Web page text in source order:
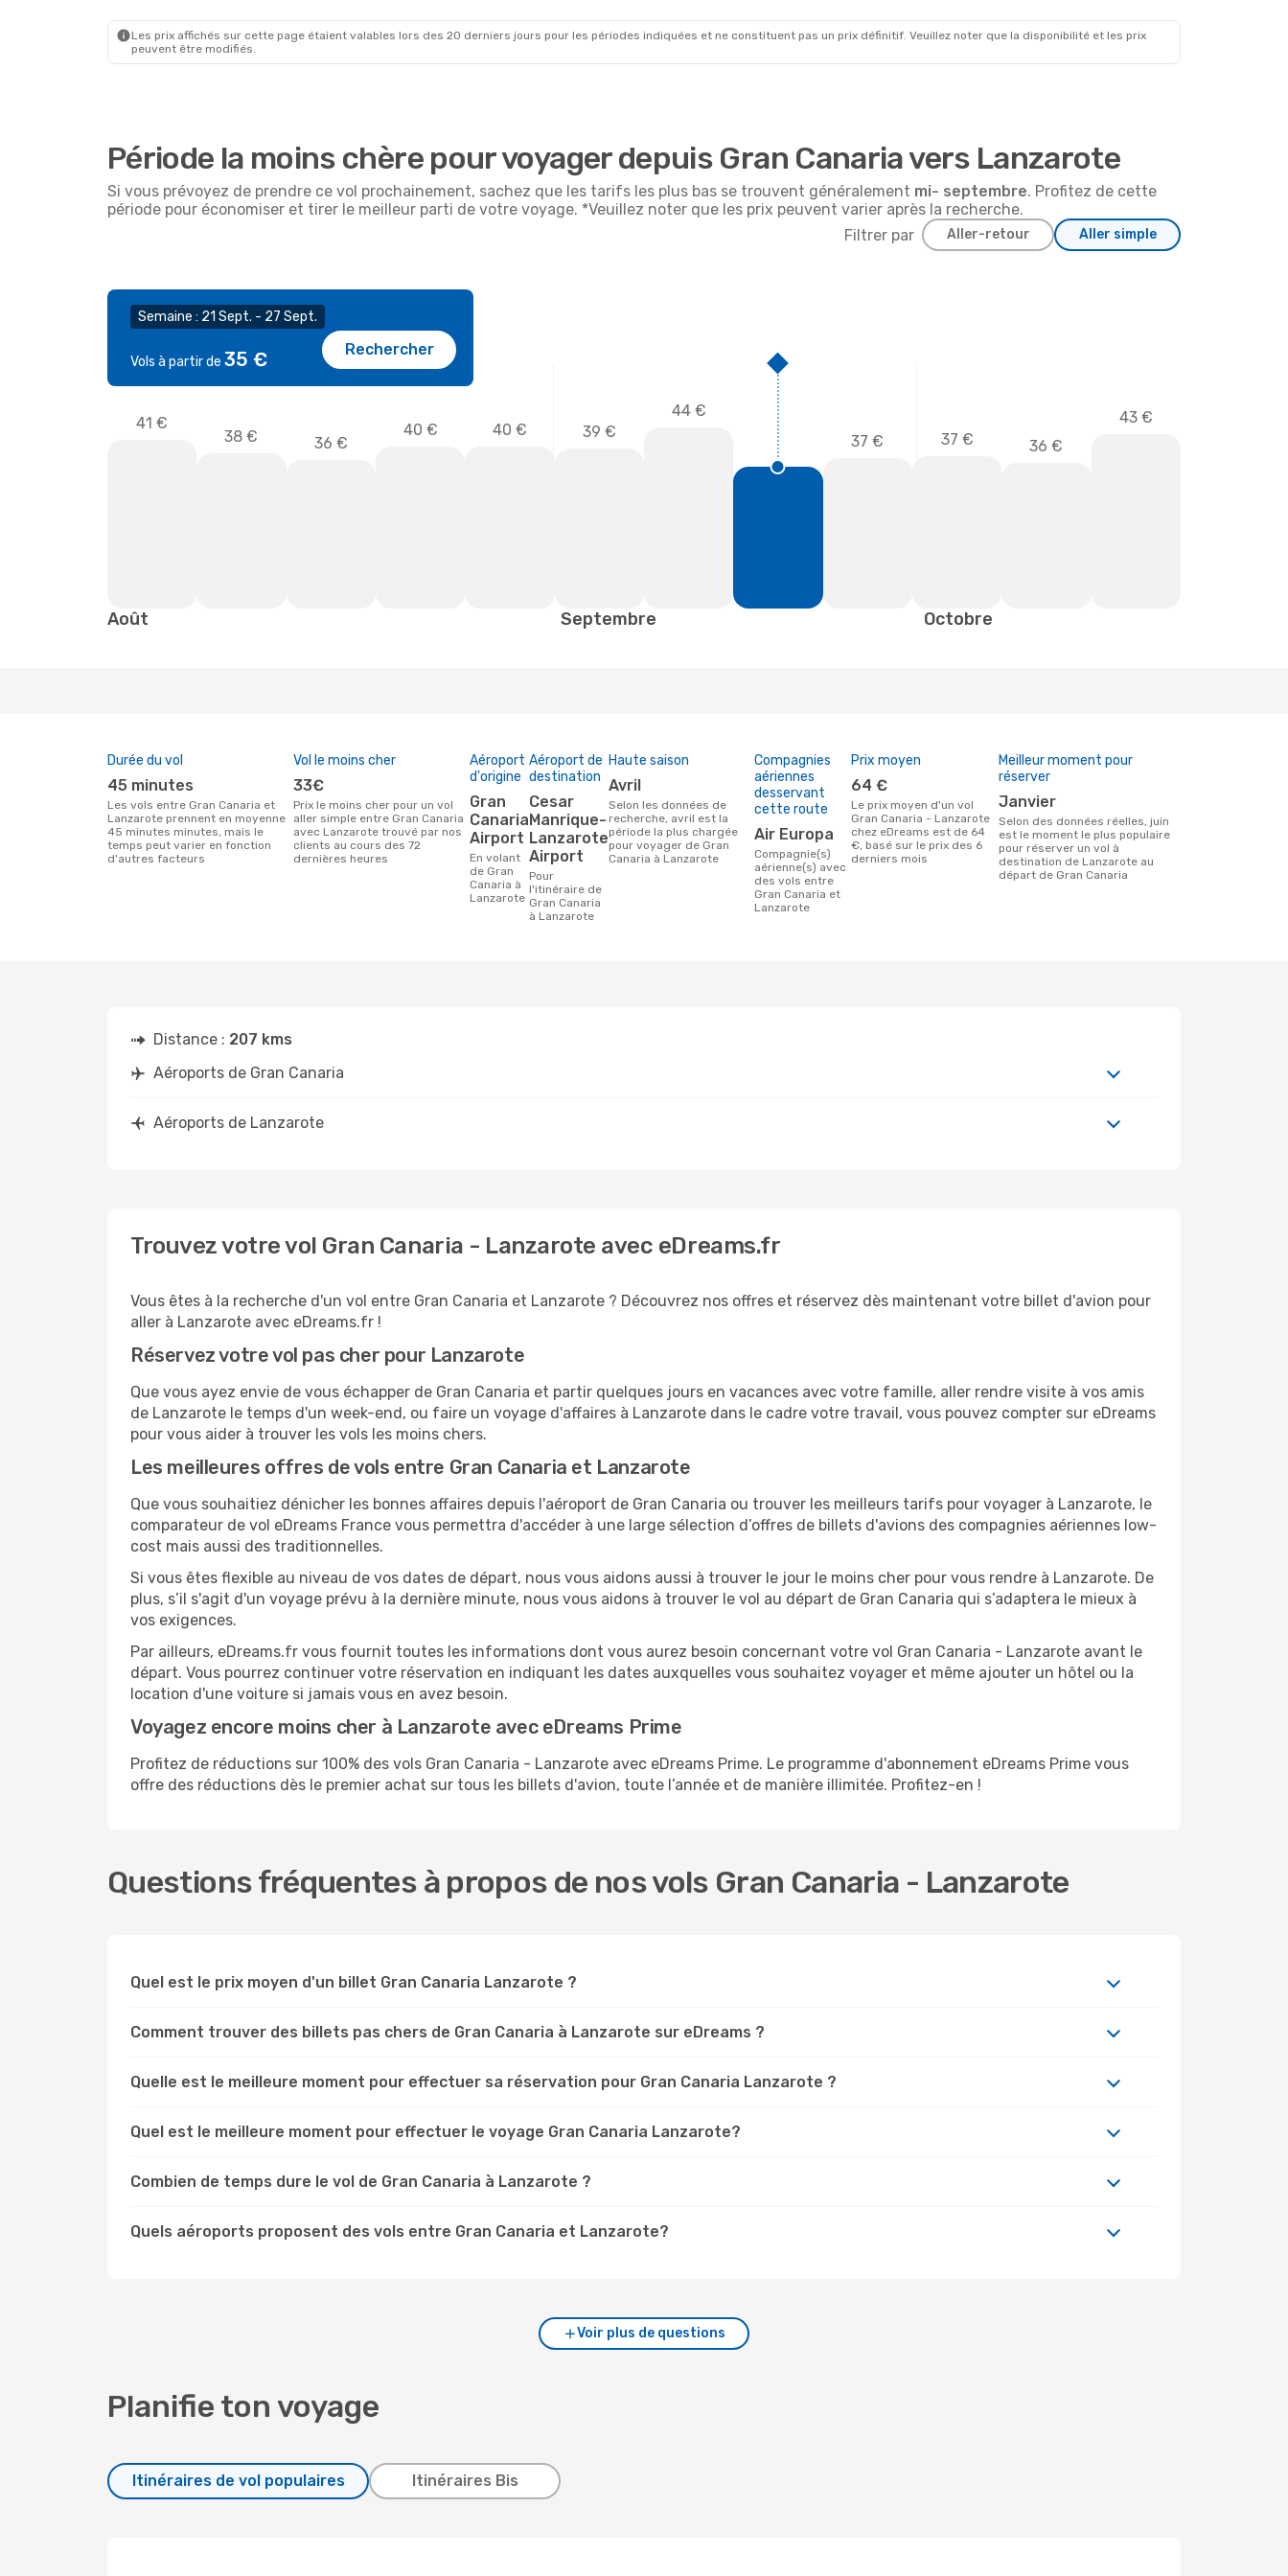
Prix Prime par passager
ACE- LPA Prix Prime par passager
ACE- LPA Prix Prime par passager
Les prix affichés sur cette page étaient valables lors des 20 derniers jours pour les périodes indiquées et ne constituent pas un prix définitif. Veuillez noter que la disponibilité et les prix
peuvent être modifiés.
Période la moins chère pour voyager depuis Gran Canaria vers Lanzarote
Si vous prévoyez de prendre ce vol prochainement, sachez que les tarifs les plus bas se trouvent généralement mi- septembre. Profitez de cette
période pour économiser et tirer le meilleur parti de votre voyage. *Veuillez noter que les prix peuvent varier après la recherche.
Filtrer par
Aller-retour Aller simple
Semaine : 21 Sept. - 27 Sept.
Vols à partir de 35 € Rechercher
41 €
38 € 36 €
40 € 40 € 39 €
44 €
37 €
37 € 36 €
43 €
Août Septembre Octobre
Durée du vol
45 minutes
Les vols entre Gran Canaria et
Lanzarote prennent en moyenne
45 minutes minutes, mais le
temps peut varier en fonction
d'autres facteurs
Vol le moins cher
33€
Prix le moins cher pour un vol
aller simple entre Gran Canaria
avec Lanzarote trouvé par nos
clients au cours des 72
dernières heures
Aéroport
d'origine
Gran
Canaria
Airport
En volant
de Gran
Canaria à
Lanzarote
Aéroport de
destination
Cesar
Manrique-
Lanzarote
Airport
Pour
l'itinéraire de
Gran Canaria
à Lanzarote
Haute saison
avril
Selon les données de
recherche, avril est la
période la plus chargée
pour voyager de Gran
Canaria à Lanzarote
Compagnies
aériennes
desservant
cette route
Air Europa
Compagnie(s)
aérienne(s) avec
des vols entre
Gran Canaria et
Lanzarote
Prix moyen
64 €
Le prix moyen d'un vol
Gran Canaria - Lanzarote
chez eDreams est de 64
€, basé sur le prix des 6
derniers mois
Meilleur moment pour
réserver
janvier
Selon des données réelles, juin
est le moment le plus populaire
pour réserver un vol à
destination de Lanzarote au
départ de Gran Canaria
Distance : 207 kms
Aéroports de Gran Canaria
Aéroports de Lanzarote
Trouvez votre vol Gran Canaria - Lanzarote avec eDreams.fr
Vous êtes à la recherche d'un vol entre Gran Canaria et Lanzarote ? Découvrez nos offres et réservez dès maintenant votre billet d'avion pour
aller à Lanzarote avec eDreams.fr !
Réservez votre vol pas cher pour Lanzarote
Que vous ayez envie de vous échapper de Gran Canaria et partir quelques jours en vacances avec votre famille, aller rendre visite à vos amis
de Lanzarote le temps d'un week-end, ou faire un voyage d'affaires à Lanzarote dans le cadre votre travail, vous pouvez compter sur eDreams
pour vous aider à trouver les vols les moins chers.
Les meilleures offres de vols entre Gran Canaria et Lanzarote
Que vous souhaitiez dénicher les bonnes affaires depuis l'aéroport de Gran Canaria ou trouver les meilleurs tarifs pour voyager à Lanzarote, le
comparateur de vol eDreams France vous permettra d'accéder à une large sélection d’offres de billets d'avions des compagnies aériennes low-
cost mais aussi des traditionnelles.
Si vous êtes flexible au niveau de vos dates de départ, nous vous aidons aussi à trouver le jour le moins cher pour vous rendre à Lanzarote. De
plus, s’il s'agit d'un voyage prévu à la dernière minute, nous vous aidons à trouver le vol au départ de Gran Canaria qui s’adaptera le mieux à
vos exigences.
Par ailleurs, eDreams.fr vous fournit toutes les informations dont vous aurez besoin concernant votre vol Gran Canaria - Lanzarote avant le
départ. Vous pourrez continuer votre réservation en indiquant les dates auxquelles vous souhaitez voyager et même ajouter un hôtel ou la
location d'une voiture si jamais vous en avez besoin.
Voyagez encore moins cher à Lanzarote avec eDreams Prime
Profitez de réductions sur 100% des vols Gran Canaria - Lanzarote avec eDreams Prime. Le programme d'abonnement eDreams Prime vous
offre des réductions dès le premier achat sur tous les billets d'avion, toute l’année et de manière illimitée. Profitez-en !
Questions fréquentes à propos de nos vols Gran Canaria - Lanzarote
Quel est le prix moyen d'un billet Gran Canaria Lanzarote ?
Comment trouver des billets pas chers de Gran Canaria à Lanzarote sur eDreams ?
Quelle est le meilleure moment pour effectuer sa réservation pour Gran Canaria Lanzarote ?
Quel est le meilleure moment pour effectuer le voyage Gran Canaria Lanzarote?
Combien de temps dure le vol de Gran Canaria à Lanzarote ?
Quels aéroports proposent des vols entre Gran Canaria et Lanzarote?
Voir plus de questions
Planifie ton voyage
Itinéraires de vol populaires Itinéraires Bis